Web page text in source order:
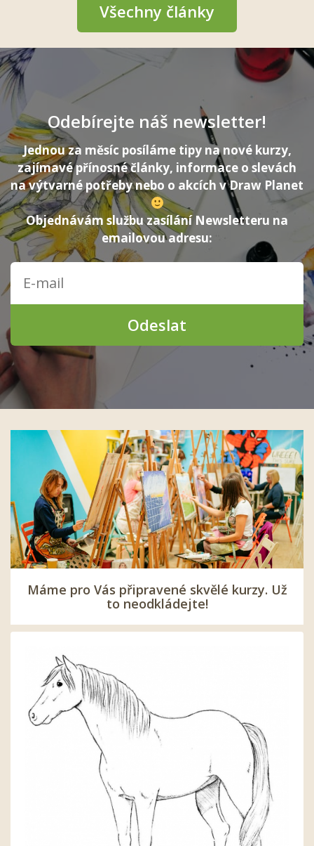
Všechny články
Odebírejte náš newsletter!
Jednou za měsíc posíláme tipy na nové kurzy,
zajímavé přínosné články, informace o slevách
na výtvarné potřeby nebo o akcích v Draw Planet
Objednávám službu zasílání Newsletteru na
emailovou adresu:
Odeslat
Máme pro Vás připravené skvělé kurzy. Už
to neodkládejte!